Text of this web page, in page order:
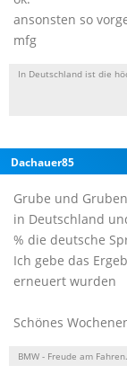
ansonsten so
mfg
In Deutschland ist die
Dachauer85
Grube und
in Deutschland
% die deutsche
Ich gebe das
erneuert wurden
Schönes
BMW - Freude am